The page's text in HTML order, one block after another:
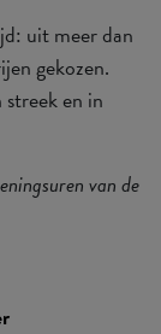
uit meer dan
gekozen.
en in
van de